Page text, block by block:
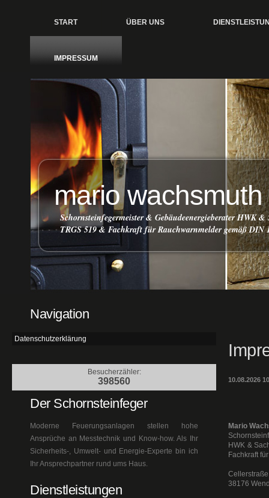
START ÜBER UNS
IMPRESSUM
mario wachsmuth
Schornsteinfegermeister & Gebäudeenergieberater HWK
TRGS 519 & Fachkraft für Rauchwarnmelder gemäß DIN
10.08.2026
Mario
HWK &
Fachkraft
38176
Navigation
Datenschutzerklärung
Besucherzähler:
398560
Der Schornsteinfeger
Moderne Feuerungsanlagen stellen hohe
Ansprüche an Messtechnik und Know-how. Als Ihr
Sicherheits-, Umwelt- und Energie-Experte bin ich
Ihr Ansprechpartner rund ums Haus.
Dienstleistungen